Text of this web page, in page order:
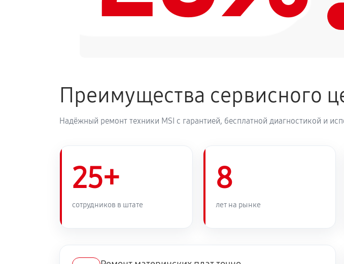
Преимущества сервисного
Надёжный ремонт техники MSI с гарантией, бесплатной диагностикой и
25+
сотрудников в штате
8
лет на рынке